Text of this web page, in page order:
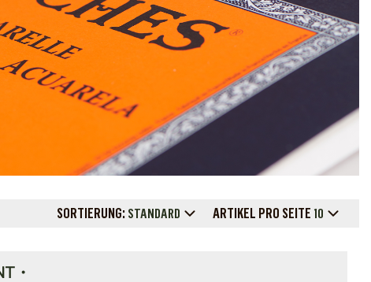
SORTIERUNG: STANDARD ARTIKEL PRO SEITE 10
・